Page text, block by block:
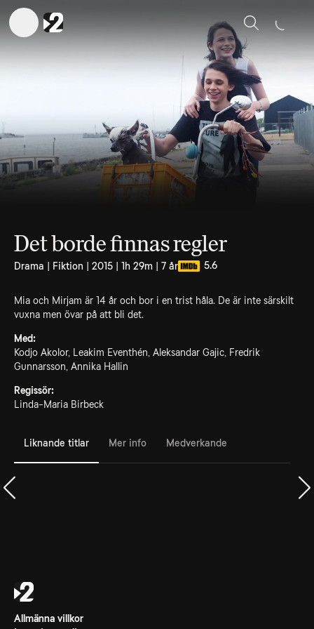
Sök
Det borde finnas regler
Drama | Fiktion | 2015 | 1h 29m | 7 år 5.6
Mia och Mirjam är 14 år och bor i en trist håla. De är inte särskilt
vuxna men övar på att bli det.
Med:
Kodjo Akolor, Leakim Eventhén, Aleksandar Gajic, Fredrik
Gunnarsson, Annika Hallin
Regissör:
Linda-Maria Birbeck
Liknande titlar Mer info Medverkande
Allmänna villkor